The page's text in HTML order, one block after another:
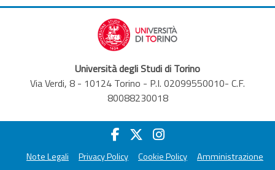
Università degli Studi di Torino
Via Verdi, 8 - 10124 Torino - P.I. 02099550010- C.F.
80088230018
Note Legali Privacy Policy Cookie Policy
Amministrazione